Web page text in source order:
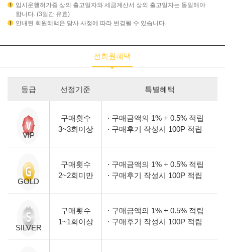
멤버쉽 안내
공지사항
장착점 찾기
임시운행허가증 상의 출고일자와 세금계산서 상의 출고일자는 동일해야
합니다. (3일간 유효)
안내된 회원혜택은 당사 사정에 따라 변경될 수 있습니다.
전회원혜택
등급 선정기준 특별혜택
VIP
구매횟수
3~3회이상
구매금액의 1% + 0.5% 적립
구매후기 작성시 100P 적립
GOLD
구매횟수
2~2회미만
구매금액의 1% + 0.5% 적립
구매후기 작성시 100P 적립
SILVER
구매횟수
1~1회이상
구매금액의 1% + 0.5% 적립
구매후기 작성시 100P 적립